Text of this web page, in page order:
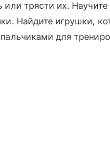
трясти их. Научите
Найдите игрушки,
для